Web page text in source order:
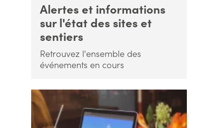
Alertes et informations
sur l'état des sites et
sentiers
Retrouvez l'ensemble des
événements en cours